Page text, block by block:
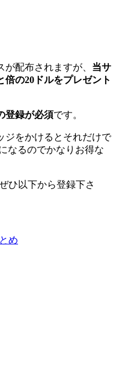
配布されますが、 当サ
の20ドルをプレゼント
登録が必須です。
ジをかけるとそれだけで
なるのでかなりお得な
ひ以下から登録下さ
め